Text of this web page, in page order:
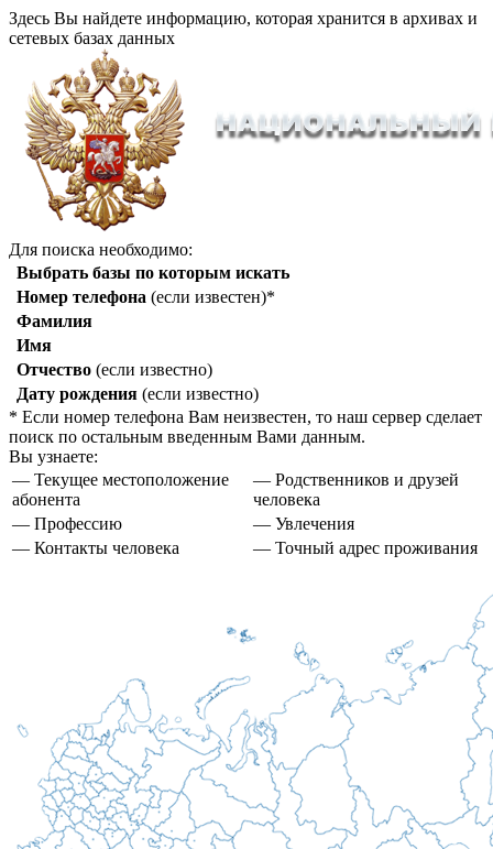
Здесь Вы найдете информацию, которая хранится в архивах и
сетевых базах данных
Для поиска необходимо:
Выбрать базы по которым искать
Номер телефона (если известен)*
Фамилия
Имя
Отчество (если известно)
Дату рождения (если известно)
* Если номер телефона Вам неизвестен, то наш сервер сделает
поиск по остальным введенным Вами данным.
Вы узнаете:
— Текущее местоположение
абонента
— Родственников и друзей
человека
— Профессию
— Увлечения
— Контакты человека
— Точный адрес проживания